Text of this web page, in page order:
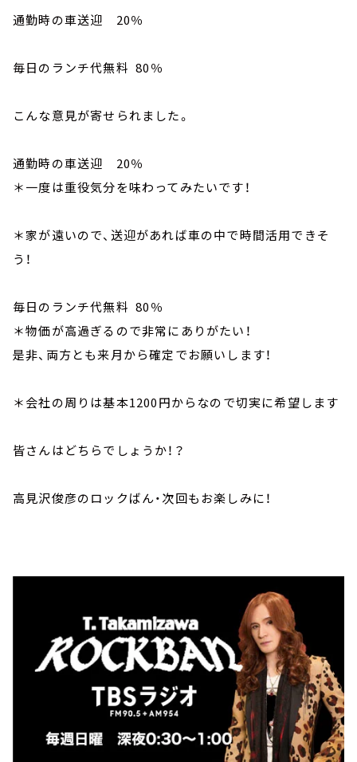
通勤時の車送迎 20％
毎日のランチ代無料 80％
こんな意見が寄せられました。
通勤時の車送迎 20％
＊一度は重役気分を味わってみたいです！
＊家が遠いので、送迎があれば車の中で時間活用できそ
う！
毎日のランチ代無料 80％
＊物価が高過ぎるので非常にありがたい！
是非、両方とも来月から確定でお願いします！
＊会社の周りは基本1200円からなので切実に希望します
皆さんはどちらでしょうか！？
高見沢俊彦のロックばん・次回もお楽しみに！